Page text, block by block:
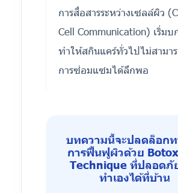
การสื่อสารระหว่างเซลล์ผิว
Cell Communication) เริ่มบ
ทำให้สกินแคร์ทั่วไปไม่สามา
การซ่อมแซมได้ลึกพอ
บทความนี้จะปลดล็อก
การฟื้นฟูผิวด้วย
Technique ที่ปลอดภั
ทำเองได้ที่บ้าน